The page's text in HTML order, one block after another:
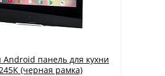
Android панель для кухни
(черная рамка)